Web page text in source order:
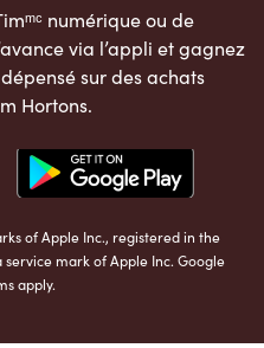
numérique ou de
via l’appli et gagnez
sur des achats
Hortons.
of Apple Inc., registered in the
service mark of Apple Inc. Google
apply.